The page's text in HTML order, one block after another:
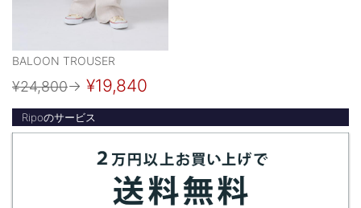
BALOON TROUSER
¥24,800→ ¥19,840
Ripoのサービス